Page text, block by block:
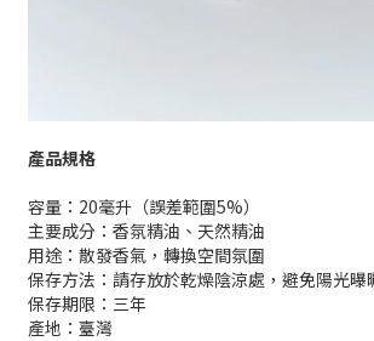
產品規格
容量：20毫升（誤差範圍5%）
主要成分：香氛精油、天然精油
用途：散發香氣，轉換空間氛圍
保存方法：請存放於乾燥陰涼處，避免陽光曝
保存期限：三年
產地：臺灣